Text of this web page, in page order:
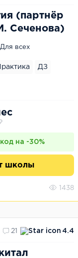
(партнёр
Сеченова)
Для всех
ДЗ
на -30%
школы
1438
21 4.4